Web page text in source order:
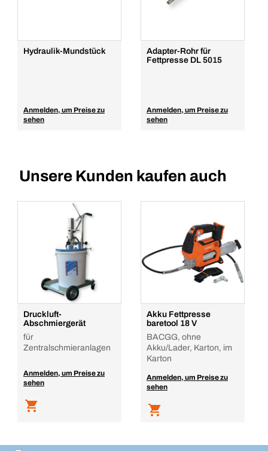
Hydraulik-Mundstück
Anmelden, um Preise zu
sehen
Adapter-Rohr für
Fettpresse DL 5015
Anmelden, um Preise zu
sehen
Unsere Kunden kaufen auch
Druckluft-
Abschmiergerät
für
Zentralschmieranlagen
Anmelden, um Preise zu
sehen
Akku Fettpresse
baretool 18 V
BACGG, ohne
Akku/Lader, Karton, im
Karton
Anmelden, um Preise zu
sehen